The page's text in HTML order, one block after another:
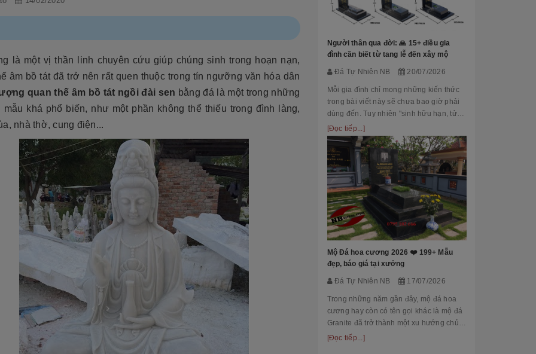
là một vị thần linh chuyên cứu giúp chúng sinh trong hoạn nạn,
âm bồ tát đã trở nên rất quen thuộc trong tín ngưỡng văn hóa dân
quan thế âm bồ tát ngồi đài sen bằng đá là một trong những
mẫu khá phổ biến, như một phần không thể thiếu trong đình làng,
nhà thờ, cung điện...
Người thân qua đời: 🙏 15+ điều gia
đình cần biết từ tang lễ đến xây mộ
Đá Tự Nhiên NB 20/07/2026
Mỗi gia đình chỉ mong những kiến thức
trong bài viết này sẽ chưa bao giờ phải
dùng đến. Tuy nhiên "sinh hữu hạn, tử
bất kỳ" việc chuẩn bị đầy đủ kiến thức về
các thủ tục, nghi lễ và xây dựng mộ
phầ...
[Đọc tiếp...]
Mộ Đá hoa cương 2026 ❤️ 199+ Mẫu
đẹp, báo giá tại xưởng
Đá Tự Nhiên NB 17/07/2026
Trong những năm gần đây, mộ đá hoa
cương hay còn có tên gọi khác là mộ đá
Granite đã trở thành một xu hướng chủ
đạo trong thiết kế thi công mộ đá tự
[Đọc tiếp...]